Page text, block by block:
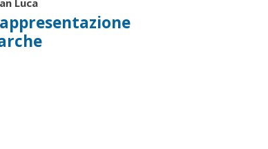
Luca